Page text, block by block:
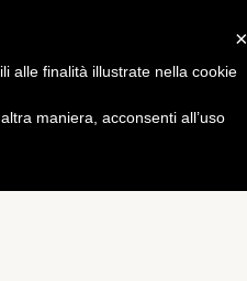
×
alle finalità illustrate nella cookie
maniera, acconsenti all’uso